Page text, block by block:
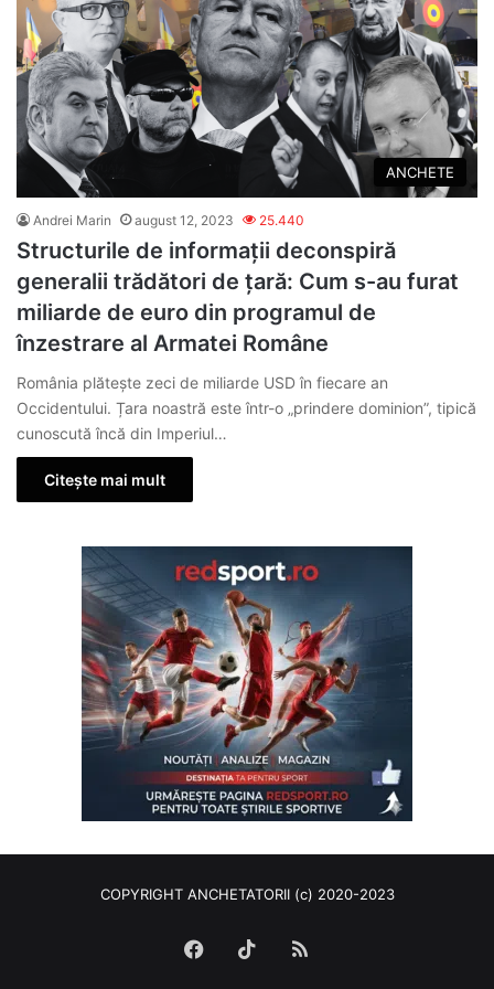
ANCHETE
Andrei Marin august 12, 2023 25.440
Structurile de informații deconspiră
generalii trădători de țară: Cum s-au furat
miliarde de euro din programul de
înzestrare al Armatei Române
România plăteşte zeci de miliarde USD în fiecare an
Occidentului. Țara noastră este într-o „prindere dominion”, tipică
cunoscută încă din Imperiul…
Citește mai mult
COPYRIGHT ANCHETATORII (c) 2020-2023
Facebook
TikTok